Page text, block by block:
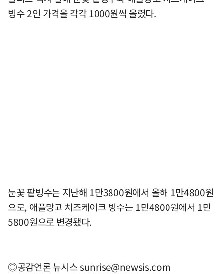
빙수 2인 가격을 각각 1000원씩 올렸다.
눈꽃 팥빙수는 지난해 1만3800원에서 올해 1만4800원
으로, 애플망고 치즈케이크 빙수는 1만4800원에서 1만
5800원으로 변경됐다.
◎공감언론 뉴시스sunrise@newsis.com